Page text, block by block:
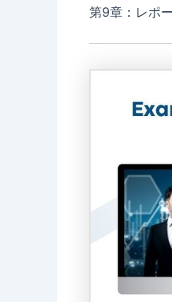
第9章：レポ